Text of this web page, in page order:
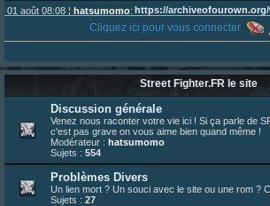
01 août 08:08 ¦ hatsumomo: https://archiveofourown.org/
hatsumomo :
Aujourd'hui, c'est le yaoi day. Pour la peine je reposte ma
30 juil. 07:22¦hatsumomo:
Un futur indispensable :https://x.com/preterniadotcom/
26 juil. 22:09¦hatsumomo:bio de Alex en ligne les gens !
13 juil. 09:53¦hatsumomo:
bonjour les amis, je viens de poster ma 1e review de figurine !
23 juin 10:36¦indy:une très chouette SFFR shoutbox !
23 juin 07:30
hatsumomo
23 juin 07:26¦hatsumomo :shoutbox réinitialisée
Cliquez ici pour vous connecter
Street Fighter.FR le site
Discussion générale
Venez nous raconter votre vie ici ! Si ça parle de
c'est pas grave on vous aime bien quand même !
Modérateur : hatsumomo
Sujets : 554
Problèmes Divers
Un lien mort ? Un souci avec le site ou une rom ?
Sujets : 27